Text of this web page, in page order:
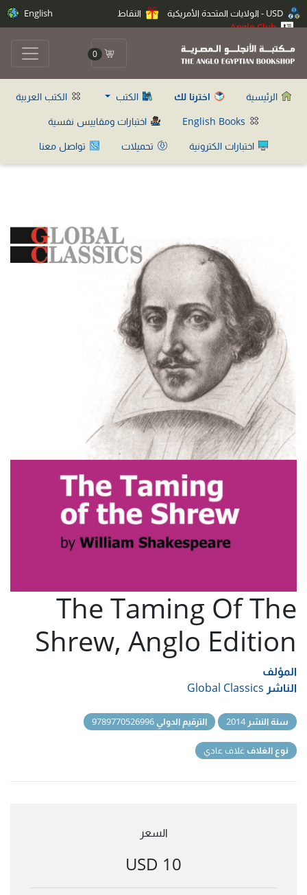
النقاط
Anglo Club
English
0
الرئيسية اخترنا لك الكتب
الكتب العربية
اختبارات ومقاييس نفسية
اختبارات الكترونية
تحميلات تواصل معنا
The Taming Of The
Shrew, Anglo Edition
المؤلف
الناشر Global Classics
سنة النشر الترقيم الدولي
نوع الغلاف غلاف عادي
السعر
10 USD